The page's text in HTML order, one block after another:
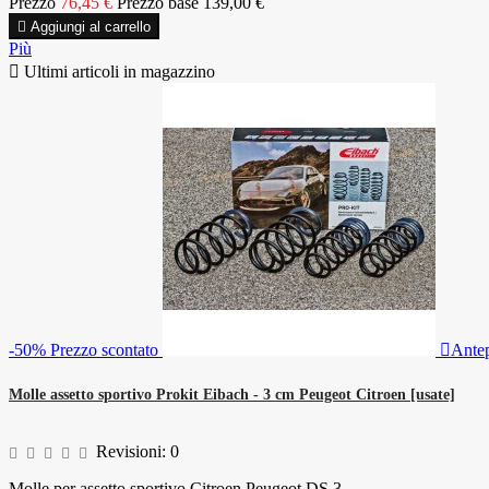
 Aggiungi al carrello
Più
 Ultimi articoli in magazzino
-50% Prezzo scontato 
Molle assetto sportivo Prokit Eibach - 3 cm Peugeot Citroen [usate]
Revisioni: 0